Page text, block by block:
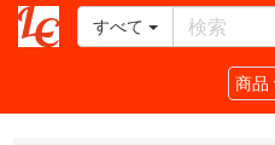
ー
すべて
商品